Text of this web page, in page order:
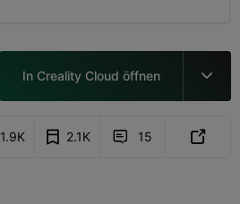
In Creality Cloud öffnen 
1.9K 2.1K  15 